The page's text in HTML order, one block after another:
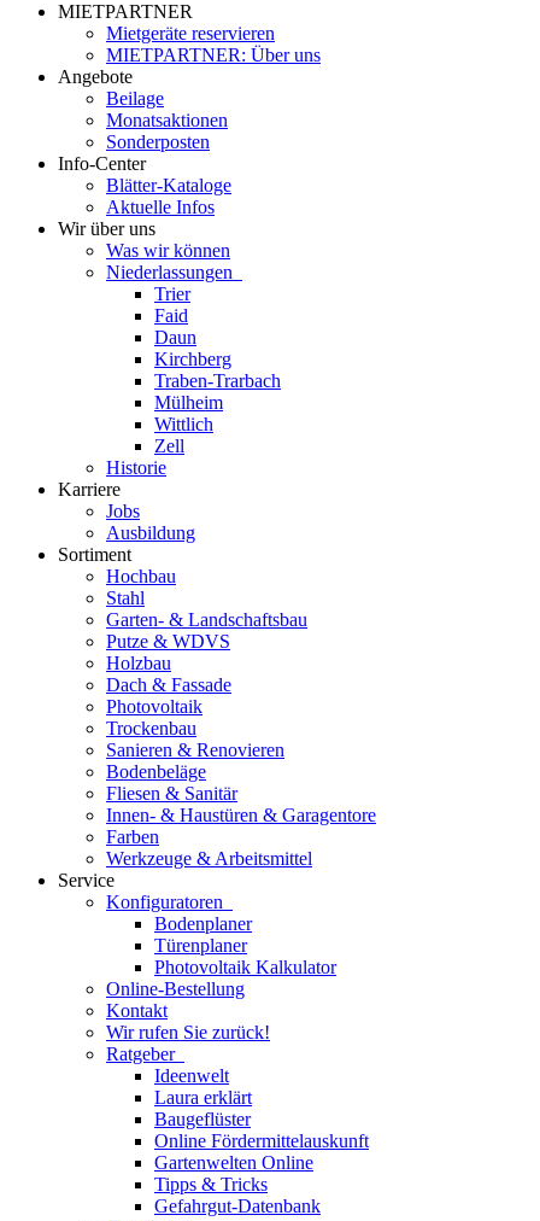
MIETPARTNER
Mietgeräte reservieren
MIETPARTNER: Über uns
Angebote
Beilage
Monatsaktionen
Sonderposten
Info-Center
Blätter-Kataloge
Aktuelle Infos
Wir über uns
Was wir können
Niederlassungen
Trier
Faid
Daun
Kirchberg
Traben-Trarbach
Mülheim
Wittlich
Zell
Historie
Karriere
Jobs
Ausbildung
Sortiment
Hochbau
Stahl
Garten- & Landschaftsbau
Putze & WDVS
Holzbau
Dach & Fassade
Photovoltaik
Trockenbau
Sanieren & Renovieren
Bodenbeläge
Fliesen & Sanitär
Innen- & Haustüren & Garagentore
Farben
Werkzeuge & Arbeitsmittel
Service
Konfiguratoren
Bodenplaner
Türenplaner
Photovoltaik Kalkulator
Online-Bestellung
Kontakt
Wir rufen Sie zurück!
Ratgeber
Ideenwelt
Laura erklärt
Baugeflüster
Online Fördermittelauskunft
Gartenwelten Online
Tipps & Tricks
Gefahrgut-Datenbank